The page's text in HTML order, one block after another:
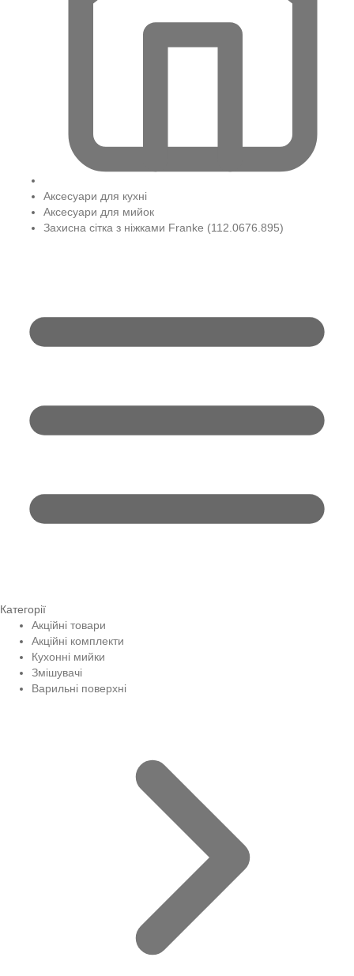
Аксесуари для кухні
Аксесуари для мийок
Захисна сітка з ніжками Franke (112.0676.895)
Категорії
Акційні товари
Акційні комплекти
Кухонні мийки
Змішувачі
Варильні поверхні